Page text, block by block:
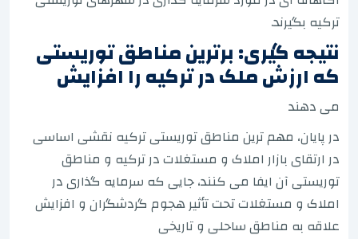
ترکیه بگیرند.
نتیجه گیری: برترین مناطق توریستی
که ارزش ملک در ترکیه را افزایش
می دهند
در پایان، مهم ترین مناطق توریستی ترکیه نقشی اساسی
در ارتقای بازار املاک و مستغلات در ترکیه و مناطق
توریستی آن ایفا می کنند، جایی که سرمایه گذاری در
املاک و مستغلات تحت تأثیر هجوم گردشگران و افزایش
علاقه به مناطق ساحلی و تاریخی